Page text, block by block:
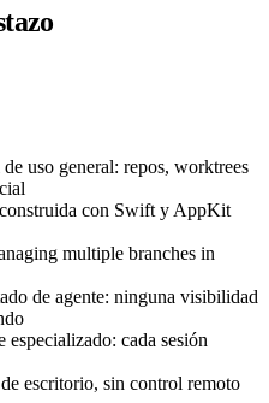
uso general: repos, worktrees
con Swift y AppKit
multiple branches in
de agente: ninguna visibilidad
cada sesión
escritorio, sin control remoto